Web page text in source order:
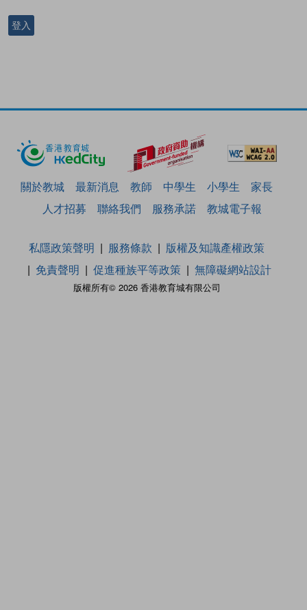
登入
關於教城 最新消息 教師 中學生 小學生
家長
人才招募
聯絡我們 服務承諾 教城電子報
版權所有© 2026 香港教育城有限公司
私隱政策聲明 服務條款
版權及知識產權政策
免責聲明
促進種族平等政策 無障礙網站設計